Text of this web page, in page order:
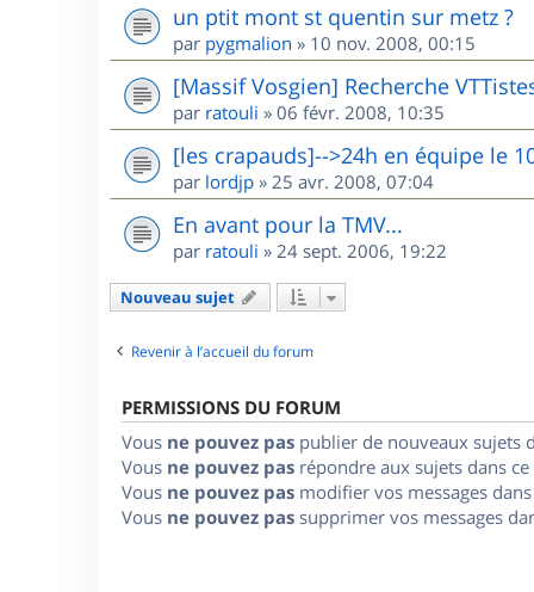
un ptit mont st quentin sur metz ?
par pygmalion » 10 nov. 2008, 00:15
[Massif Vosgien] Recherche
par ratouli » 06 févr. 2008, 10:35
[les crapauds]-->24h en équipe le
par lordjp » 25 avr. 2008, 07:04
En avant pour la TMV...
par ratouli » 24 sept. 2006, 19:22
Nouveau sujet
Revenir à l’accueil du forum
PERMISSIONS DU FORUM
Vous ne pouvez pas publier de nouveaux sujets
Vous ne pouvez pas répondre aux sujets dans
Vous ne pouvez pas modifier vos messages
Vous ne pouvez pas supprimer vos messages